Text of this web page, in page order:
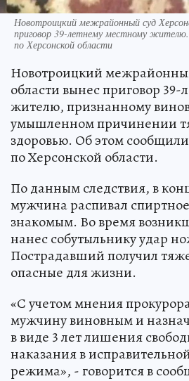
Новотроицкий межрайонный суд
приговор 39-летнему местному
по Херсонской области
Новотроицкий
области вынес приговор
жителю, признанному
умышленном причинении
здоровью. Об этом
по Херсонской области.
По данным следствия, в
мужчина распивал
знакомым. Во время
нанес собутыльнику удар
Пострадавший получил
опасные для жизни.
«С учетом мнения
мужчину виновным и
в виде 3 лет лишения
наказания в
режима», - говорится в